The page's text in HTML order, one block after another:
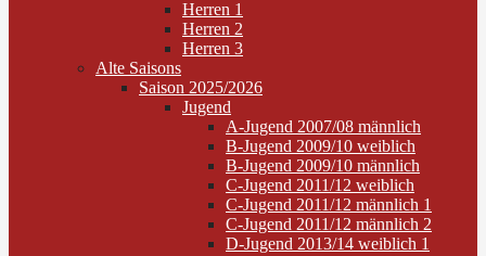
Herren 1
Herren 2
Herren 3
Alte Saisons
Saison 2025/2026
Jugend
A-Jugend 2007/08 männlich
B-Jugend 2009/10 weiblich
B-Jugend 2009/10 männlich
C-Jugend 2011/12 weiblich
C-Jugend 2011/12 männlich 1
C-Jugend 2011/12 männlich 2
D-Jugend 2013/14 weiblich 1